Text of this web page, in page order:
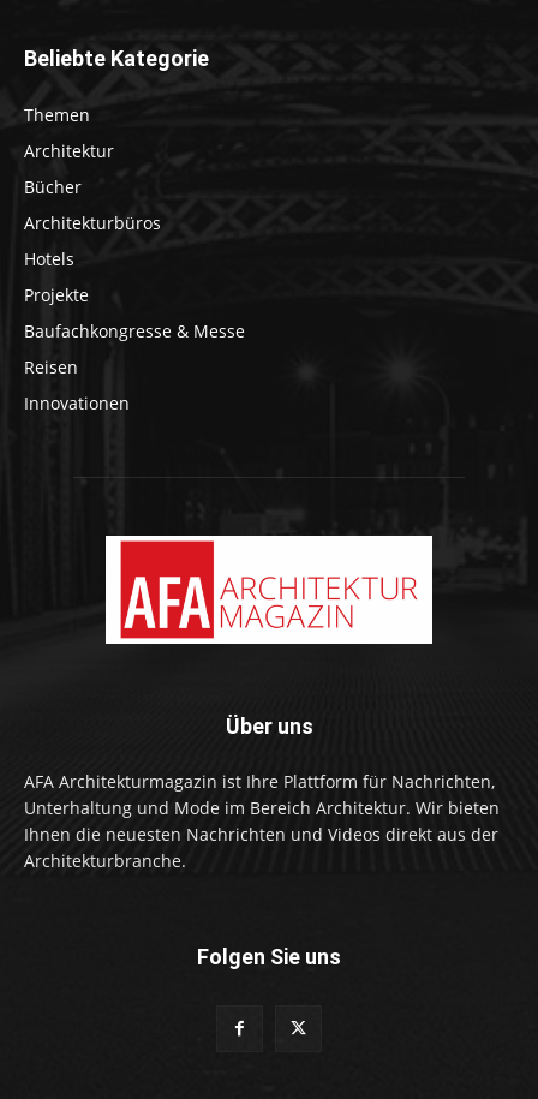
Beliebte Kategorie
Themen
Architektur
Bücher
Architekturbüros
Hotels
Projekte
Baufachkongresse & Messe
Reisen
Innovationen
Über uns
AFA Architekturmagazin ist Ihre Plattform für Nachrichten,
Unterhaltung und Mode im Bereich Architektur. Wir bieten
Ihnen die neuesten Nachrichten und Videos direkt aus der
Architekturbranche.
Folgen Sie uns